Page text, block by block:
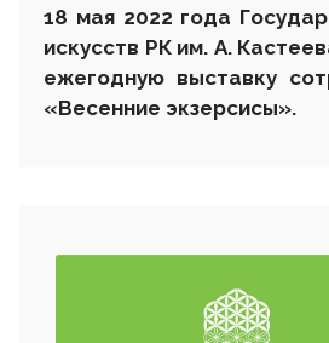
18 мая 2022 года
искусств РК им. А.
ежегодную выставку
«Весенние экзерсисы».